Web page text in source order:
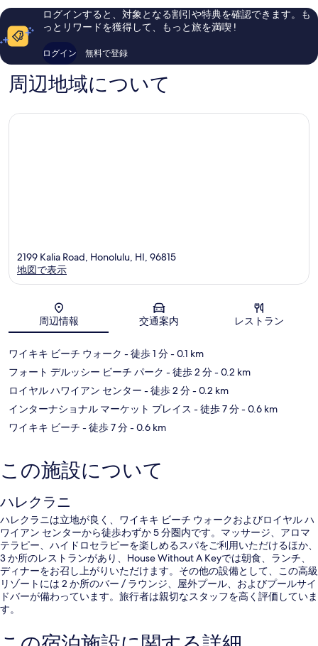
イ
キ
い、
コ
ミ
件
の
コ
キ
ビ
し
い、
の
ログインすると、対象となる割引や特典を確認できます。も
っとリワードを獲得して、もっと旅を満喫 !
ログイン 無料で登録
周辺地域について
地図
2199 Kalia Road, Honolulu, HI, 96815
地図で表示
周辺情報 交通案内 レストラン
ワイキキ ビーチ ウォーク - 徒歩 1 分- 0.1 km
フォート デルッシー ビーチ パーク - 徒歩 2 分- 0.2 km
ロイヤル ハワイアン センター - 徒歩 2 分- 0.2 km
インターナショナル マーケット プレイス - 徒歩 7 分- 0.6 km
ワイキキ ビーチ - 徒歩 7 分- 0.6 km
この施設について
ハレクラニ
ハレクラニは立地が良く、ワイキキ ビーチ ウォークおよびロイヤル ハ
ワイアン センターから徒歩わずか 5 分圏内です。マッサージ、アロマ
テラピー、ハイドロセラピーを楽しめるスパをご利用いただけるほか、
3 か所のレストランがあり、House Without A Keyでは朝食、ランチ、
ディナーをお召し上がりいただけます。その他の設備として、この高級
リゾートには 2 か所のバー / ラウンジ、屋外プール、およびプールサイ
ドバーが備わっています。旅行者は親切なスタッフを高く評価していま
す。